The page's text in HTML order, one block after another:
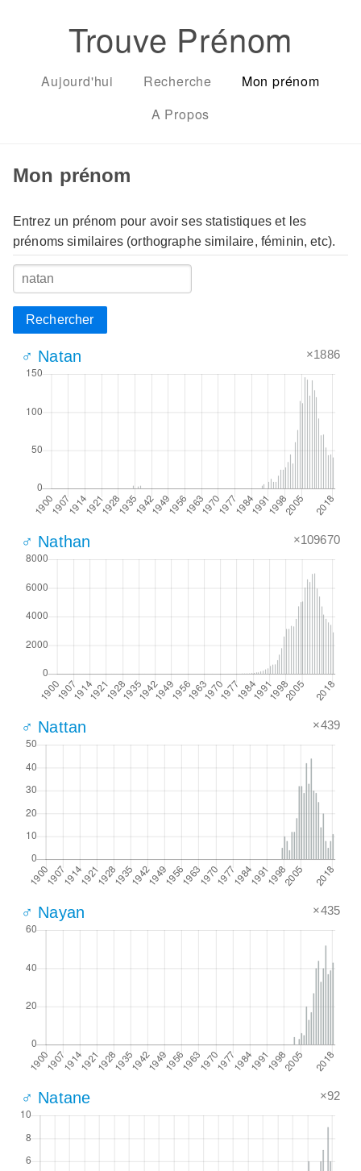
Trouve Prénom
Aujourd'hui Recherche
Mon prénom
A Propos
Mon prénom
Entrez un prénom pour avoir ses statistiques et les
prénoms similaires (orthographe similaire, féminin, etc).
Rechercher
♂ Natan ×1886
♂ Nathan ×109670
♂ Nattan ×439
♂ Nayan ×435
♂ Natane ×92